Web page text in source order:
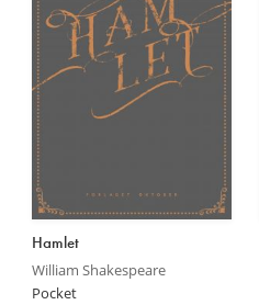
Hamlet
William Shakespeare
Pocket